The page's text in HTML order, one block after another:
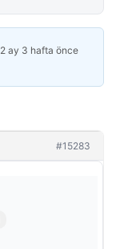
2 ay 3 hafta önce
#15283